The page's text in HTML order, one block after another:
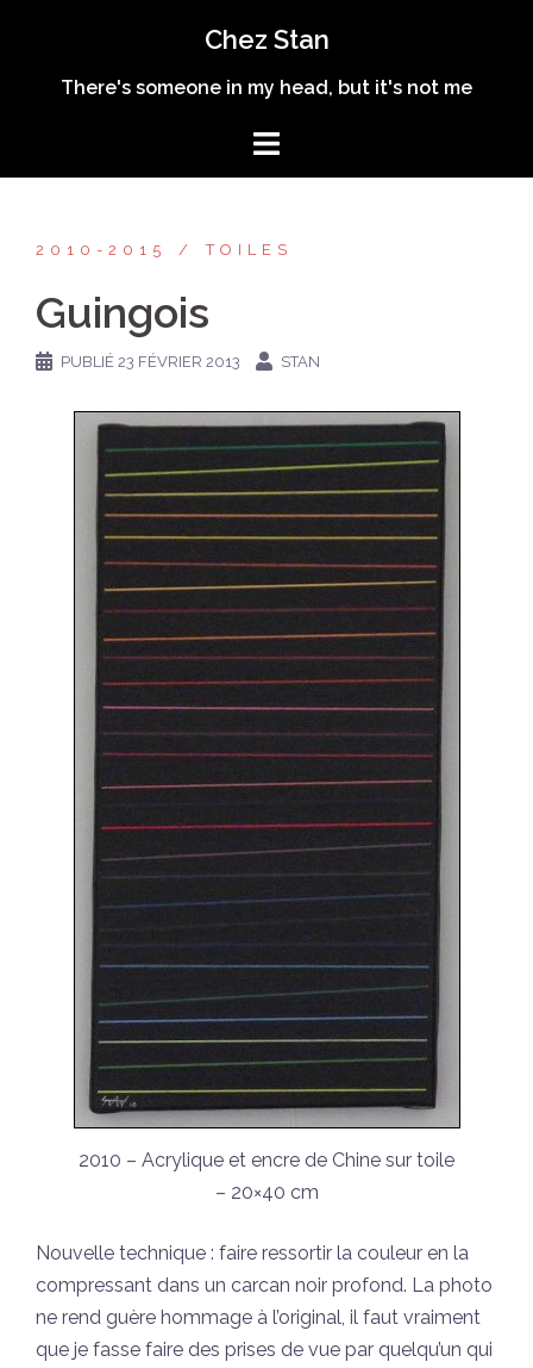
contenu
Chez Stan
There's someone in my head, but it's not me
2010-2015 TOILES
Guingois
PUBLIÉ 23 FÉVRIER 2013 STAN
2010 – Acrylique et encre de Chine sur toile
– 20×40 cm
Nouvelle technique : faire ressortir la couleur en la
compressant dans un carcan noir profond. La photo
ne rend guère hommage à l’original, il faut vraiment
que je fasse faire des prises de vue par quelqu’un qui